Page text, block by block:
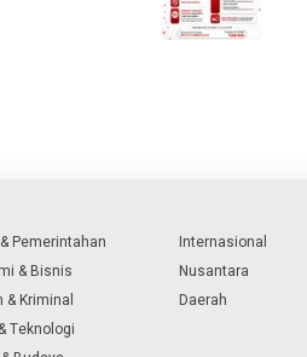
Pemerintahan
& Bisnis
& Kriminal
Teknologi
Internasional
Nusantara
Daerah